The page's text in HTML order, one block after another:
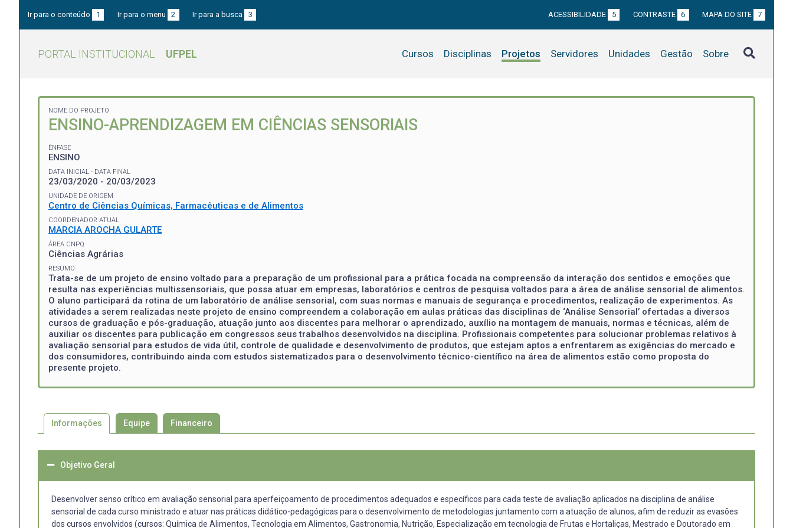
Ir para o conteúdo 1 Ir para o menu 2 Ir para a busca 3 ACESSIBILIDADE 5 CONTRASTE 6 MAPA DO SITE 7
PORTAL INSTITUCIONAL UFPEL Cursos Disciplinas Projetos Servidores Unidades Gestão Sobre
NOME DO PROJETO
ENSINO-APRENDIZAGEM EM CIÊNCIAS SENSORIAIS
ÊNFASE
ENSINO
DATA INICIAL - DATA FINAL
23/03/2020 - 20/03/2023
UNIDADE DE ORIGEM
Centro de Ciências Químicas, Farmacêuticas e de Alimentos
COORDENADOR ATUAL
MARCIA AROCHA GULARTE
ÁREA CNPQ
Ciências Agrárias
RESUMO
Trata-se de um projeto de ensino voltado para a preparação de um profissional para a prática focada na compreensão da interação dos sentidos e emoções que
resulta nas experiências multissensoriais, que possa atuar em empresas, laboratórios e centros de pesquisa voltados para a área de análise sensorial de alimentos.
O aluno participará da rotina de um laboratório de análise sensorial, com suas normas e manuais de segurança e procedimentos, realização de experimentos. As
atividades a serem realizadas neste projeto de ensino compreendem a colaboração em aulas práticas das disciplinas de ‘Análise Sensorial’ ofertadas a diversos
cursos de graduação e pós-graduação, atuação junto aos discentes para melhorar o aprendizado, auxílio na montagem de manuais, normas e técnicas, além de
auxiliar os discentes para publicação em congressos seus trabalhos desenvolvidos na disciplina. Profissionais competentes para solucionar problemas relativos à
avaliação sensorial para estudos de vida útil, controle de qualidade e desenvolvimento de produtos, que estejam aptos a enfrentarem as exigências do mercado e
dos consumidores, contribuindo ainda com estudos sistematizados para o desenvolvimento técnico-científico na área de alimentos estão como proposta do
presente projeto.
Informações Equipe Financeiro
Objetivo Geral
Desenvolver senso crítico em avaliação sensorial para aperfeiçoamento de procedimentos adequados e específicos para cada teste de avaliação aplicados na disciplina de análise
sensorial de cada curso ministrado e atuar nas práticas didático-pedagógicas para o desenvolvimento de metodologias juntamento com a atuação de alunos, afim de reduzir as evasões
dos cursos envolvidos (cursos: Química de Alimentos, Tecnologia em Alimentos, Gastronomia, Nutrição, Especialização em tecnologia de Frutas e Hortaliças, Mestrado e Doutorado em